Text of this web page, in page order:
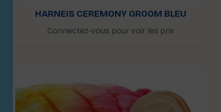
HARNEIS CEREMONY GROOM BLEU
Connectez-vous pour voir les prix